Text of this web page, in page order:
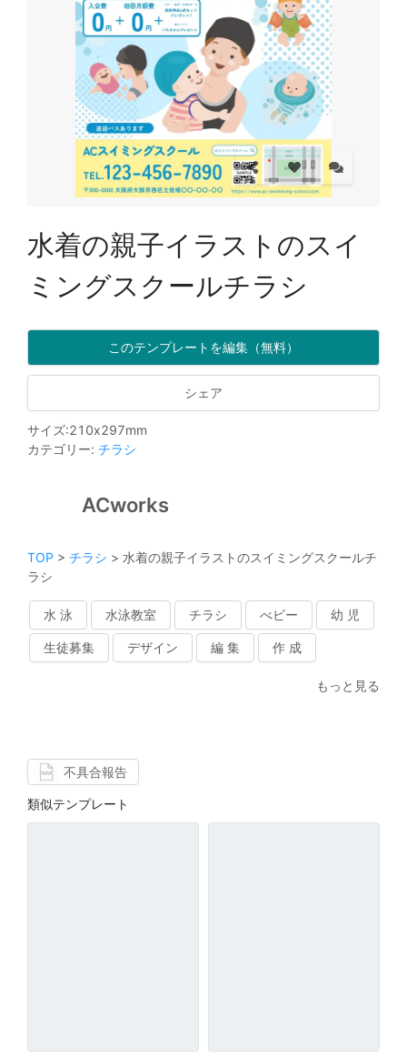
水着の親子イラストのスイ
ミングスクールチラシ
このテンプレートを編集（無料）
シェア
サイズ:210x297mm
カテゴリー: チラシ
ACworks
TOP > チラシ > 水着の親子イラストのスイミングスクールチ
ラシ
水 泳 水泳教室 チラシ べビー 幼 児
生徒募集 デザイン 編 集 作 成
もっと見る
不具合報告
類似テンプレート